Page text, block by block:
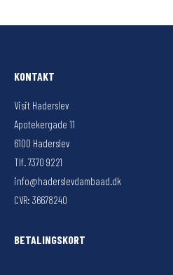
KONTAKT
Visit Haderslev
Apotekergade 11
6100 Haderslev
Tlf. 7370 9221
info@haderslevdambaad.dk
CVR: 36678240
BETALINGSKORT